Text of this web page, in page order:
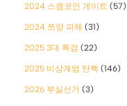
2024 스캠코인 게이트 (57)
2024 쯔양 피해 (31)
2025 3대 특검 (22)
2025 비상계엄 탄핵 (146)
2026 부실선거 (3)